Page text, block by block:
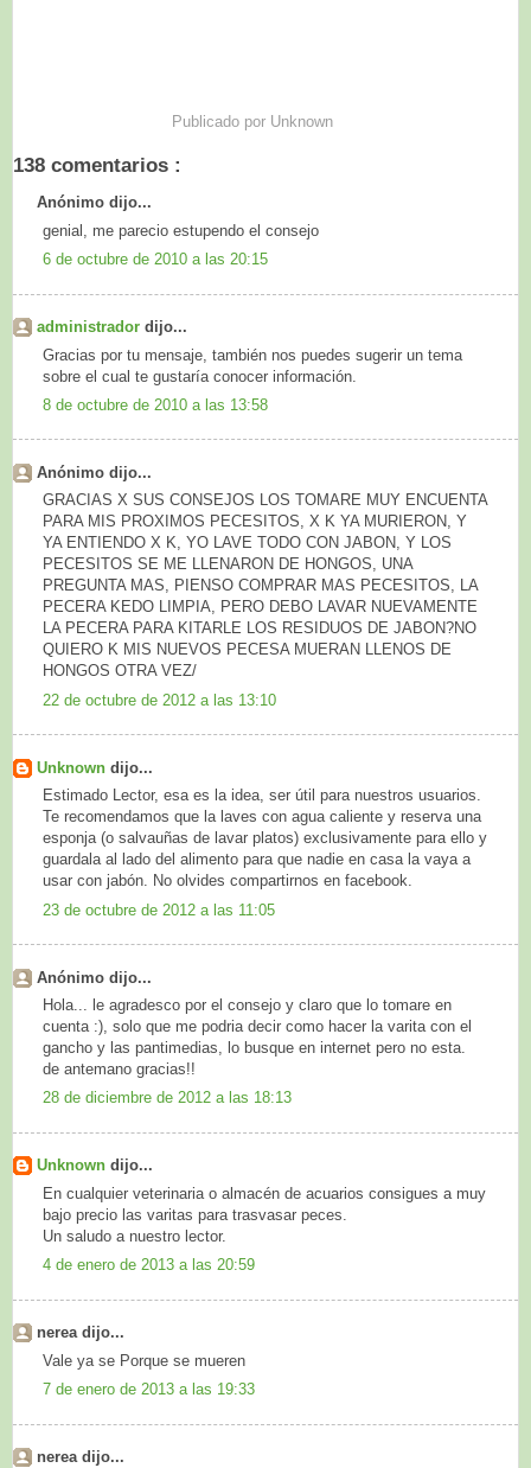
Publicado por Unknown
138 comentarios :
Anónimo dijo...
genial, me parecio estupendo el consejo
6 de octubre de 2010 a las 20:15
administrador dijo...
Gracias por tu mensaje, también nos puedes sugerir un tema
sobre el cual te gustaría conocer información.
8 de octubre de 2010 a las 13:58
Anónimo dijo...
GRACIAS X SUS CONSEJOS LOS TOMARE MUY ENCUENTA
PARA MIS PROXIMOS PECESITOS, X K YA MURIERON, Y
YA ENTIENDO X K, YO LAVE TODO CON JABON, Y LOS
PECESITOS SE ME LLENARON DE HONGOS, UNA
PREGUNTA MAS, PIENSO COMPRAR MAS PECESITOS, LA
PECERA KEDO LIMPIA, PERO DEBO LAVAR NUEVAMENTE
LA PECERA PARA KITARLE LOS RESIDUOS DE JABON?NO
QUIERO K MIS NUEVOS PECESA MUERAN LLENOS DE
HONGOS OTRA VEZ/
22 de octubre de 2012 a las 13:10
Unknown dijo...
Estimado Lector, esa es la idea, ser útil para nuestros usuarios.
Te recomendamos que la laves con agua caliente y reserva una
esponja (o salvauñas de lavar platos) exclusivamente para ello y
guardala al lado del alimento para que nadie en casa la vaya a
usar con jabón. No olvides compartirnos en facebook.
23 de octubre de 2012 a las 11:05
Anónimo dijo...
Hola... le agradesco por el consejo y claro que lo tomare en
cuenta :), solo que me podria decir como hacer la varita con el
gancho y las pantimedias, lo busque en internet pero no esta.
de antemano gracias!!
28 de diciembre de 2012 a las 18:13
Unknown dijo...
En cualquier veterinaria o almacén de acuarios consigues a muy
bajo precio las varitas para trasvasar peces.
Un saludo a nuestro lector.
4 de enero de 2013 a las 20:59
nerea dijo...
Vale ya se Porque se mueren
7 de enero de 2013 a las 19:33
nerea dijo...